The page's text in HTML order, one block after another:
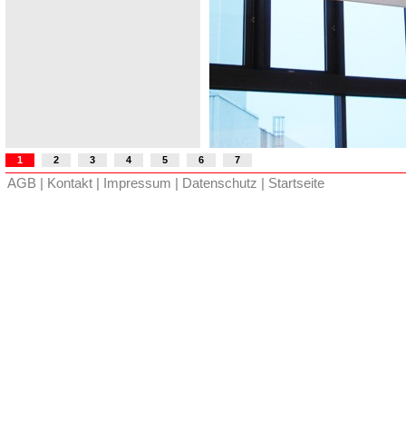
1 2 3 4 5 6 7
AGB | Kontakt | Impressum | Datenschutz | Startseite